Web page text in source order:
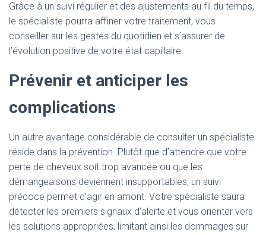
Grâce à un suivi régulier et des ajustements au fil du temps,
le spécialiste pourra affiner votre traitement, vous
conseiller sur les gestes du quotidien et s’assurer de
l’évolution positive de votre état capillaire.
Prévenir et anticiper les
complications
Un autre avantage considérable de consulter un spécialiste
réside dans la prévention. Plutôt que d’attendre que votre
perte de cheveux soit trop avancée ou que les
démangeaisons deviennent insupportables, un suivi
précoce permet d’agir en amont. Votre spécialiste saura
détecter les premiers signaux d’alerte et vous orienter vers
les solutions appropriées, limitant ainsi les dommages sur